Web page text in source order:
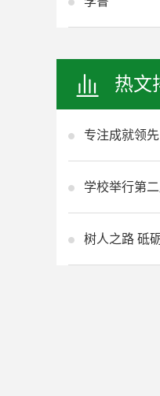
热文
专注成就领
学校举行第
树人之路 砥